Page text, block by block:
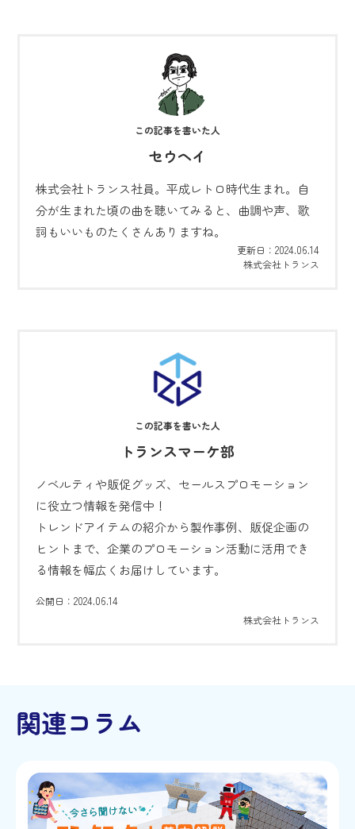
セウヘイ
株式会社トランス社員。平成レトロ時代生まれ。自
分が生まれた頃の曲を聴いてみると、曲調や声、歌
詞もいいものたくさんありますね。
更新日： 2024.06.14
株式会社トランス
トランスマーケ部
ノベルティや販促グッズ、セールスプロモーション
に役立つ情報を発信中！
トレンドアイテムの紹介から製作事例、販促企画の
ヒントまで、企業のプロモーション活動に活用でき
る情報を幅広くお届けしています。
公開日：2024.06.14
株式会社トランス
関連コラム